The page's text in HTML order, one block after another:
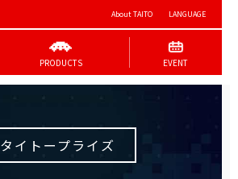
About TAITO LANGUAGE
PRODUCTS EVENT
タイトープライズ